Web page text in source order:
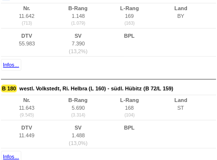
Nr.
11.642
(713)
B-Rang
1.148
(1.079)
L-Rang
169
(163)
Land
BY
DTV
55.983
SV
7.390
(13,2%)
BPL
Infos...
B 180 westl. Volkstedt, Ri. Helbra (L 160) - südl. Hübitz (B 72/L 159)
Nr.
11.643
(9.545)
B-Rang
5.690
(3.314)
L-Rang
168
(104)
Land
ST
DTV
11.449
SV
1.488
(13,0%)
BPL
Infos...